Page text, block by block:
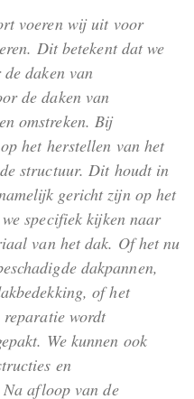
voeren wij uit voor
Dit betekent dat we
daken van
de daken van
omstreken. Bij
het herstellen van het
structuur. Dit houdt in
gericht zijn op het
specifiek kijken naar
van het dak. Of het nu
dakpannen,
of het
reparatie wordt
We kunnen ook
en
afloop van de